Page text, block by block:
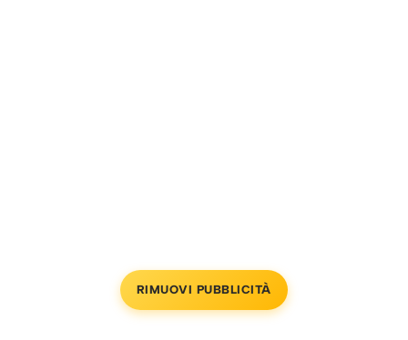
RIMUOVI PUBBLICITÀ